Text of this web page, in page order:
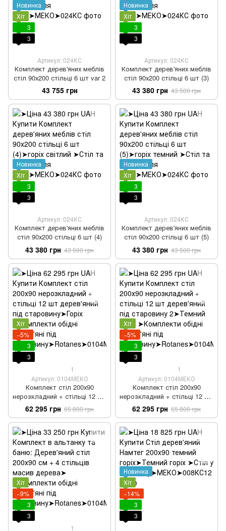
Новинка
Хіт
3
3
Артикул: 024КС
Комплект дерев'яних меблів
стіл 90х200 стільці 6 шт var 2
43 755 грн
Новинка
Хіт
3
3
Артикул: 024КС
Комплект дерев'яних меблів
стіл 90х200 стільці 6 шт (3)
43 380 грн 43 500 грн
Новинка
Хіт
3
3
Артикул: 024КС
Комплект дерев'яних меблів
стіл 90х200 стільці 6 шт (4)
43 380 грн 43 500 грн
Новинка
Хіт
3
3
Артикул: 024КС
Комплект дерев'яних меблів
стіл 90х200 стільці 6 шт (5)
43 380 грн 43 500 грн
Хіт
−5%
3
3
1
Артикул: 0104МЕКО
Комплект стіл 200х90
нерозкладний + стільці 12 шт
дерев'яний під старовину
62 295 грн 65 800 грн
Хіт
−5%
3
3
1
Артикул: 0104МЕКО
Комплект стіл 200х90
нерозкладний + стільці 12 шт
дерев'яний під старовину 2
62 295 грн 65 800 грн
Хіт
−9%
3
3
1
Новинка
Хіт
−14%
3
3